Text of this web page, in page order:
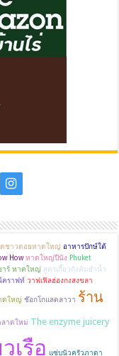
ชาวดอยหาดใหญ่ อาหารปักษ์ใต้
How หาดใหญ่ปีนัง Phuket
าร์ หาดใหญ่ สูตรเกี๊ยวกุ้งต้มยำน้ำ
คราฟท์ วาฟเฟิลฮ่องกงสงขลา
ดใหญ่ ช๊อกโกแลตลาวา ร้าน
าดใหม่ The enzyme juicery
เรือ แซ่บนัวครัวภาดา